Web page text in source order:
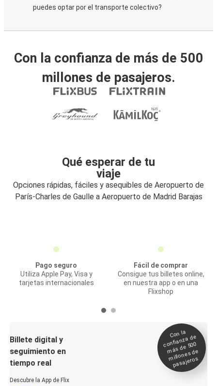
puedes optar por el transporte colectivo?
Con la confianza de más de 500
millones de pasajeros.
Qué esperar de tu
viaje
Opciones rápidas, fáciles y asequibles de Aeropuerto de
París-Charles de Gaulle a Aeropuerto de Madrid Barajas
Pago seguro
Utiliza Apple Pay, Visa y
tarjetas internacionales
Fácil de comprar
Consigue tus billetes online,
en nuestra app o en una
Flixshop
Billete digital y
seguimiento en
tiempo real
Descubre la App de Flix
Con la
confianza de
más de 500
millones de
pasajeros